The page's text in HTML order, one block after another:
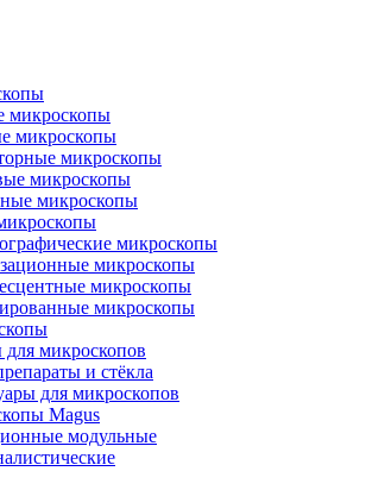
микроскопы
микроскопы
микроскопы
микроскопы
микроскопы
микроскопы
микроскопы
микроскопы
микроскопы
микроскопов
и стёкла
для микроскопов
Magus
модульные